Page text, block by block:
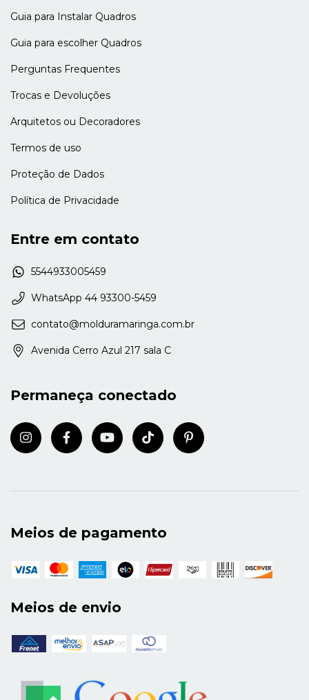
Guia para Instalar Quadros
Guia para escolher Quadros
Perguntas Frequentes
Trocas e Devoluções
Arquitetos ou Decoradores
Termos de uso
Proteção de Dados
Política de Privacidade
Entre em contato
5544933005459
WhatsApp 44 93300-5459
contato@molduramaringa.com.br
Avenida Cerro Azul 217 sala C
Permaneça conectado
Meios de pagamento
Meios de envio